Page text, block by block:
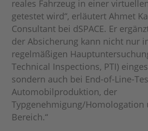
reales Fahrzeug in einer
getestet wird“, erläutert Ahmet
Consultant bei dSPACE. Er
der Absicherung kann nicht nur
regelmäßigen
Technical Inspections, PTI)
sondern auch bei End-of-Line-
Automobilproduktion, der
Typgenehmigung/Homologation
Bereich.“